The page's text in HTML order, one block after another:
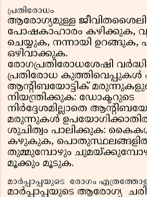
പ്രതിരോധം
ആരോഗ്യമുള്ള ജീവിതശൈലി
പോഷകാഹാരം കഴിക്കുക,
ചെയ്യുക, നന്നായി ഉറങ്ങുക,
ഒഴിവാക്കുക.
രോഗപ്രതിരോധശേഷി
പ്രതിരോധ
ആന്റിബയോട്ടിക്
നിയന്ത്രിക്കുക: ഡോക്ടറുടെ
നിർദ്ദേശമില്ലാതെ
മരുന്നുകൾ
ശുചിത്വം പാലിക്കുക:
കഴുകുക,
തുമ്മുമ്പോഴും
മൂക്കും മൂടുക.
മാർപ്പാപ്പയുടെ രോഗം
മാർപ്പാപ്പയുടെ ആരോഗ്യ